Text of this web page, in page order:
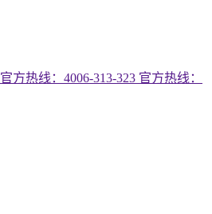
官方热线：4006-313-323 官方热线：